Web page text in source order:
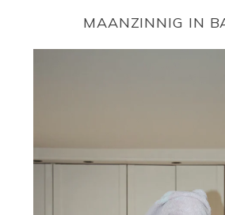
MAANZINNIG IN